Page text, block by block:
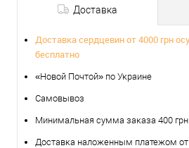
Доставка
Доставка сердцевин от 4000 грн
бесплатно
«Новой Почтой» по Украине
Самовывоз
Минимальная сумма заказа 400 грн
Доставка наложенным платежом от